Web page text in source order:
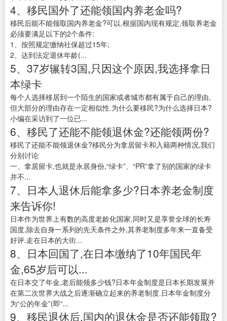
4、移民国外了还能领国内养老金吗?
移民后能不能领取国内养老金?可以.根据国内现有规定,领取养老金
必须要满足以下的2个条件:
1、按照规定缴纳社保超过15年;
2、达到法定退休年龄(...
5、37岁辗转3国,只因这个原因,我选择拿日
本绿卡
每个人选择移居到一个陌生的国家或者城市都有属于自己的理由,
但大部分的理由存在一定相似性.为什么要移民?为什么选择日本?
小编在采访到了一位已...
6、移民了还能不能领退休金?还能领两份?
移民了还能不能领退休金?移民分为拿居留卡和入籍两种情况,我们
分别讨论
一、拿居留卡,也就是永居身份,“绿卡”、“PR”拿了别的国家的绿卡
并不...
7、日本人退休后能拿多少?日本养老金制度
来告诉你!
日本作为世界上有数的高度老龄化国家,同时又是享誉全球的长寿
国度,除去自身一系列的先天条件之外,其养老制度多年来一直备受
好评.走在日本的大街...
8、日本回国了,在日本缴纳了10年国民年
金,65岁后可以...
在日本交了年金,老后能领多少钱?日本年金制度是日本长期发展并
在第二次世界大战之后逐渐确立起来的养老制度.日本年金制度分
为“公的年金”(即“...
9、移民退休后,国内的退休金是否还能领取?